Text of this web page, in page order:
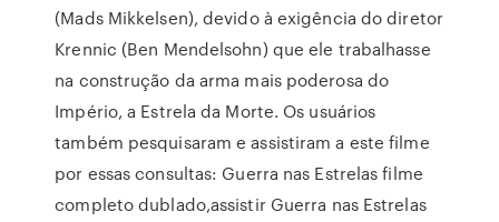
(Mads Mikkelsen), devido à exigência do diretor
Krennic (Ben Mendelsohn) que ele trabalhasse
na construção da arma mais poderosa do
Império, a Estrela da Morte. Os usuários
também pesquisaram e assistiram a este filme
por essas consultas: Guerra nas Estrelas filme
completo dublado,assistir Guerra nas Estrelas